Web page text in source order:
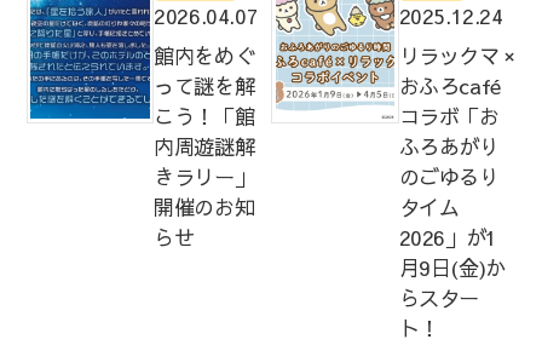
2026.04.07
館内をめぐ
って謎を解
こう！「館
内周遊謎解
きラリー」
開催のお知
らせ
2025.12.24
リラックマ ×
おふろcafé
コラボ「お
ふろあがり
のごゆるり
タイム
2026」が1
月9日(金)か
らスター
ト！